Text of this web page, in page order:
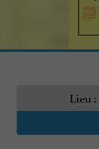
Lieu :